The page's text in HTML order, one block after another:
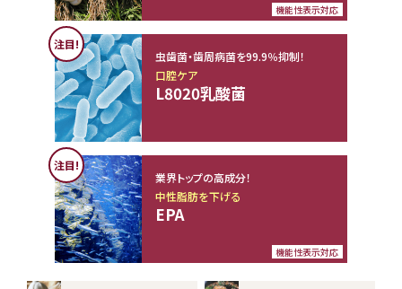
機能性表示対応
注目!
虫歯菌・歯周病菌を99.9％抑制！
口腔ケア
L8020乳酸菌
注目!
機能性表示対応
業界トップの高成分！
中性脂肪を下げる
EPA